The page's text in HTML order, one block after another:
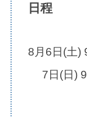
日程
8月6日(土)
7日(日)